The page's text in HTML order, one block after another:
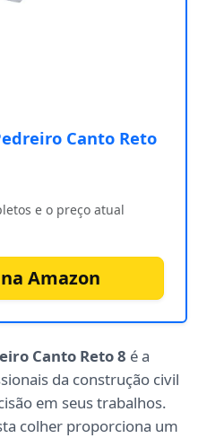
Canto Reto
e o preço atual
Amazon
Canto Reto 8 é a
da construção civil
em seus trabalhos.
colher proporciona um